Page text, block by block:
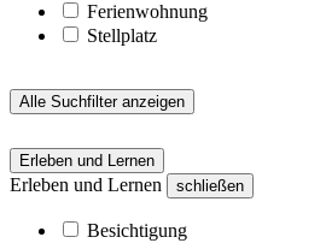
Ferienwohnung
Stellplatz
Alle Suchfilter anzeigen
Erleben und Lernen
Erleben und Lernen schließen
Besichtigung